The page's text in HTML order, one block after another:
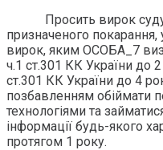
Просить вирок суду
призначеного покарання,
вирок, яким ОСОБА_7
ч.1 ст.301 КК України до
ст.301 КК України до 4
позбавленням обіймати
технологіями та
інформації будь-якого
протягом 1 року.